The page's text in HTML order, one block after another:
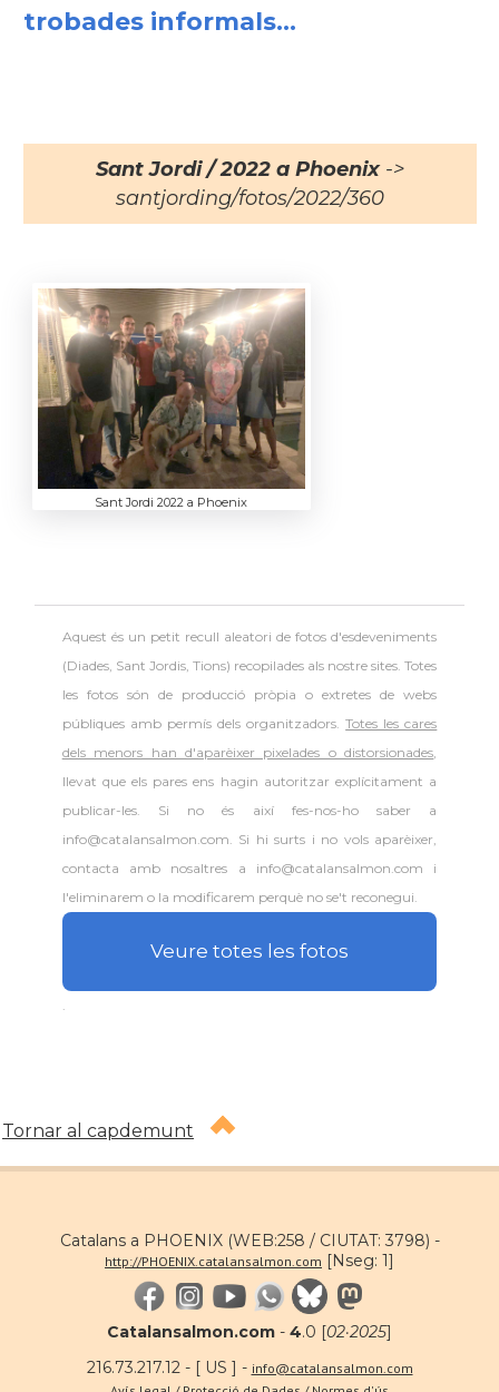
trobades informals...
Sant Jordi / 2022 a Phoenix->
santjording/fotos/2022/360
Sant Jordi 2022 a Phoenix
Aquest és un petit recull aleatori defotos d'esdeveniments
(Diades, Sant Jordis, Tions) recopilades als nostre sites. Totes
les fotos són de producció pròpia o extretes de webs
públiques amb permís dels organitzadors.Totes les cares
dels menors han d'aparèixer pixelades o distorsionades,
llevat que els pares ens hagin autoritzar explícitament a
publicar-les. Si no és així fes-nos-ho saber a
info@catalansalmon.com. Si hi surts i no vols aparèixer,
contacta amb nosaltres a info@catalansalmon.com i
l'eliminarem o la modificarem perquè no se't reconegui.
Veure totes les fotos
Tornar al capdemunt
Catalans a PHOENIX (WEB:258 / CIUTAT: 3798) -
http://PHOENIX.catalansalmon.com [Nseg: 1]
Catalansalmon.com - 4.0 [02·2025]
216.73.217.12 - [ US ] - info@catalansalmon.com